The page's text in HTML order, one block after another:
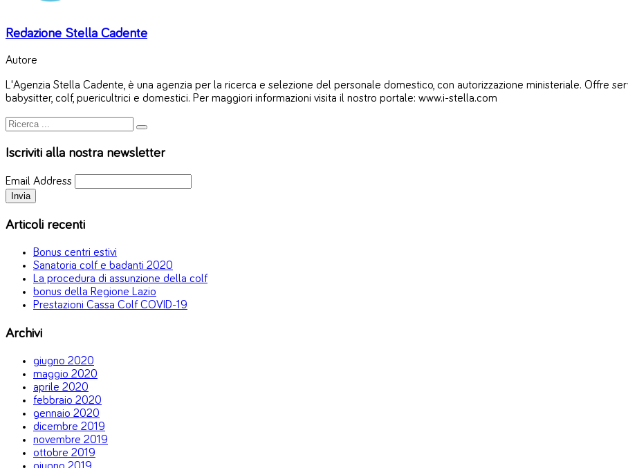
Redazione Stella Cadente
Autore
L'Agenzia Stella Cadente, è una agenzia per la ricerca e selezione del personale domestico, con autorizzazione ministeriale. Offre
babysitter, colf, puericultrici e domestici. Per maggiori informazioni visita il nostro portale: www.i-stella.com
Iscriviti alla nostra newsletter
Email Address
Articoli recenti
Bonus centri estivi
Sanatoria colf e badanti 2020
La procedura di assunzione della colf
bonus della Regione Lazio
Prestazioni Cassa Colf COVID-19
Archivi
giugno 2020
maggio 2020
aprile 2020
febbraio 2020
gennaio 2020
dicembre 2019
novembre 2019
ottobre 2019